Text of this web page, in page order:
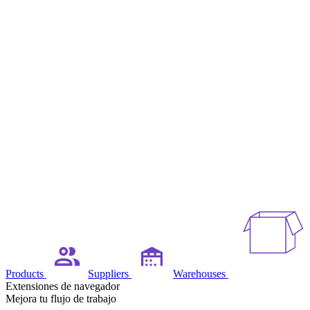
Products Suppliers Warehouses
Extensiones de navegador
Mejora tu flujo de trabajo